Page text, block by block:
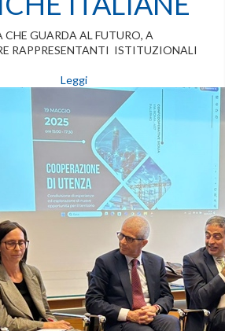
GUARDA AL FUTURO, A
RAPPRESENTANTI ISTITUZIONALI
Leggi